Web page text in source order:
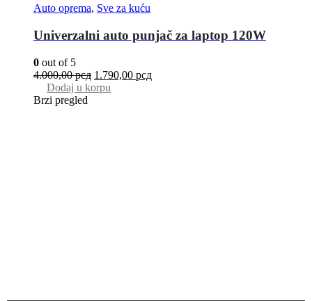
Auto oprema, Sve za kuću
Univerzalni auto punjač za laptop 120W
0 out of 5
4.000,00рсд 1.790,00 рсд
Dodaj u korpu
Brzi pregled